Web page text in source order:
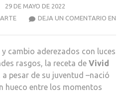
29 DE MAYO DE 2022
DEJA UN COMENTARIO EN
ARTE
cambio aderezados con luces
rasgos, la receta de Vivid
pesar de su juventud –nació
hueco entre los momentos